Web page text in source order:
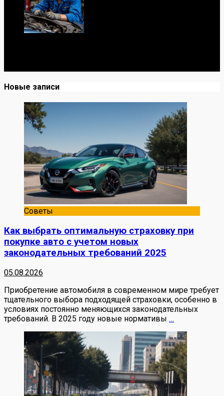
Новые записи
Советы
Как выбрать оптимальную страховку при
покупке авто с учетом новых
законодательных требований 2025
05.08.2026
Приобретение автомобиля в современном мире требует
тщательного выбора подходящей страховки, особенно в
условиях постоянно меняющихся законодательных
требований. В 2025 году новые нормативы …